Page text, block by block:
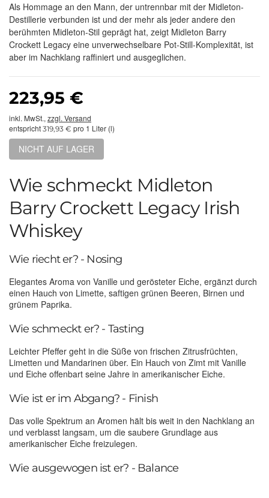
Als Hommage an den Mann, der untrennbar mit der Midleton-
Destillerie verbunden ist und der mehr als jeder andere den
berühmten Midleton-Stil geprägt hat, zeigt Midleton Barry
Crockett Legacy eine unverwechselbare Pot-Still-Komplexität, ist
aber im Nachklang raffiniert und ausgeglichen.
223,95 €
inkl. MwSt., zzgl. Versand
entspricht 319,93 € pro 1 Liter (l)
NICHT AUF LAGER
Wie schmeckt Midleton
Barry Crockett Legacy Irish
Whiskey
Wie riecht er? - Nosing
Elegantes Aroma von Vanille und gerösteter Eiche, ergänzt durch
einen Hauch von Limette, saftigen grünen Beeren, Birnen und
grünem Paprika.
Wie schmeckt er? - Tasting
Leichter Pfeffer geht in die Süße von frischen Zitrusfrüchten,
Limetten und Mandarinen über. Ein Hauch von Zimt mit Vanille
und Eiche offenbart seine Jahre in amerikanischer Eiche.
Wie ist er im Abgang? - Finish
Das volle Spektrum an Aromen hält bis weit in den Nachklang an
und verblasst langsam, um die saubere Grundlage aus
amerikanischer Eiche freizulegen.
Wie ausgewogen ist er? - Balance